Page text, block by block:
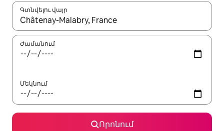
Գտնվելու վայր
Երբ արդյունքները հասանելի լինեն, սլաքների
Ժամանում
Մեկնում
Որոնում